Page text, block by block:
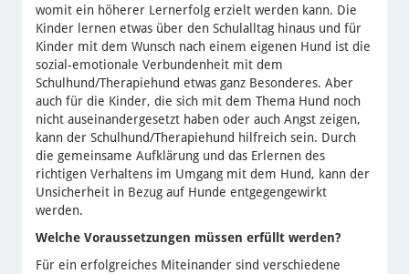
womit ein höherer Lernerfolg erzielt werden kann. Die
Kinder lernen etwas über den Schulalltag hinaus und für
Kinder mit dem Wunsch nach einem eigenen Hund ist die
sozial-emotionale Verbundenheit mit dem
Schulhund/Therapiehund etwas ganz Besonderes. Aber
auch für die Kinder, die sich mit dem Thema Hund noch
nicht auseinandergesetzt haben oder auch Angst zeigen,
kann der Schulhund/Therapiehund hilfreich sein. Durch
die gemeinsame Aufklärung und das Erlernen des
richtigen Verhaltens im Umgang mit dem Hund, kann der
Unsicherheit in Bezug auf Hunde entgegengewirkt
werden.
Welche Voraussetzungen müssen erfüllt werden?
Für ein erfolgreiches Miteinander sind verschiedene